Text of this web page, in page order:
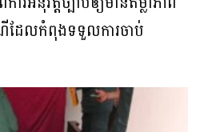
ដែលកំពុងទទួលការចាប់